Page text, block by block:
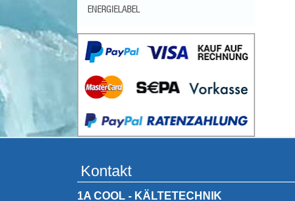
ENERGIELABEL
Kontakt
1A COOL - KÄLTETECHNIK